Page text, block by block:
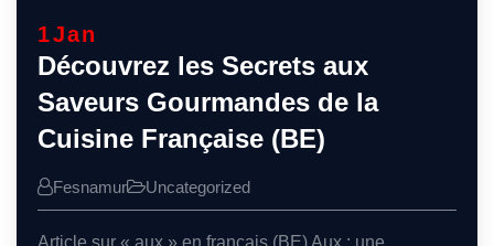
1Jan
Découvrez les Secrets aux
Saveurs Gourmandes de la
Cuisine Française (BE)
Fesnamur Uncategorized
Article sur « aux » en français (BE) Aux : une